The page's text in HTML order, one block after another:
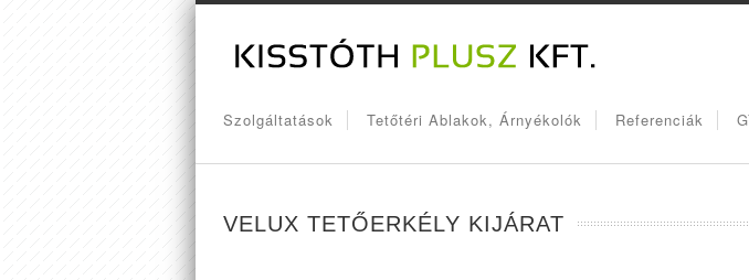
Szolgáltatások Tetőtéri Ablakok, Árnyékolók Referenciák
VELUX TETŐERKÉLY KIJÁRAT